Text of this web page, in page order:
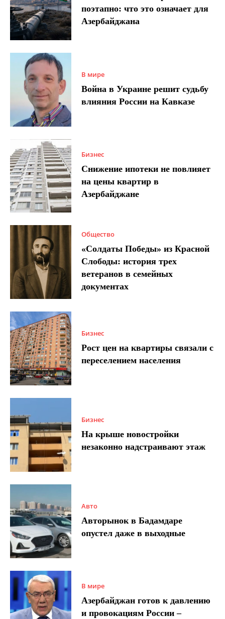
поэтапно: что это означает для
Азербайджана
В мире
Война в Украине решит судьбу
влияния России на Кавказе
Бизнес
Снижение ипотеки не повлияет
на цены квартир в
Азербайджане
Общество
«Солдаты Победы» из Красной
Слободы: история трех
ветеранов в семейных
документах
Бизнес
Рост цен на квартиры связали с
переселением населения
Бизнес
На крыше новостройки
незаконно надстраивают этаж
Авто
Авторынок в Бадамдаре
опустел даже в выходные
В мире
Азербайджан готов к давлению
и провокациям России –